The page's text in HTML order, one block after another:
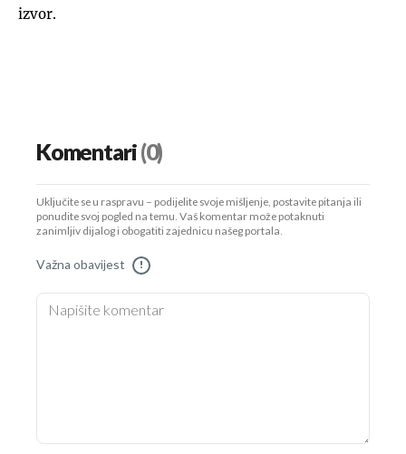
izvor.
Komentari(0)
Uključite se u raspravu – podijelite svoje mišljenje, postavite pitanja ili
ponudite svoj pogled na temu. Vaš komentar može potaknuti
zanimljiv dijalog i obogatiti zajednicu našeg portala.
Važna obavijest !